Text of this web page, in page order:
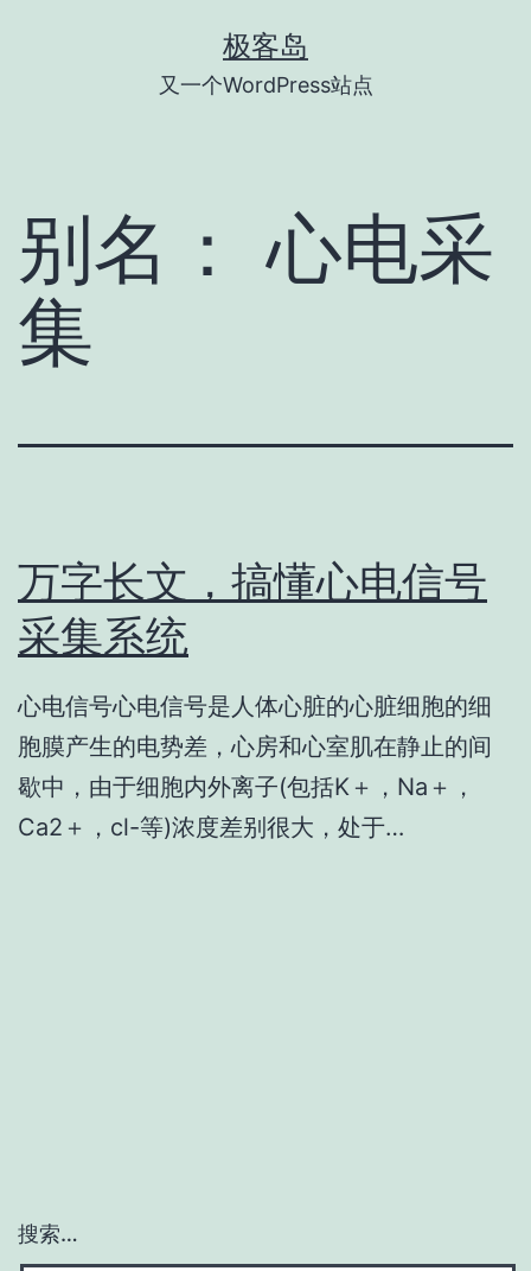
极客岛
又一个WordPress站点
别名：心电采
集
万字长文，搞懂心电信号
采集系统
心电信号心电信号是人体心脏的心脏细胞的细
胞膜产生的电势差，心房和心室肌在静止的间
歇中，由于细胞内外离子(包括K＋，Na＋，
Ca2＋，cl-等)浓度差别很大，处于…
搜索…